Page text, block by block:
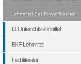
Lehrmittel-Set PowerTeacher
El. Unterrichtslehrmittel
BKF-Lehrmittel
Fachliteratur